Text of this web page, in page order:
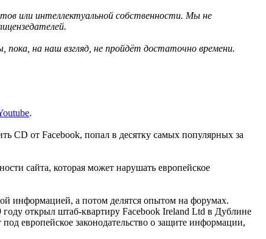
или интеллектуальной собственности. Мы не
на наш взгляд, не пройдёт достаточно времени.
.
CD от Facebook, попал в десятку самых популярных за
сайта, которая может нарушать европейское
информацией, а потом делятся опытом на форумах.
открыл штаб-квартиру Facebook Ireland Ltd в Дублине
европейское законодательство о защите информации,